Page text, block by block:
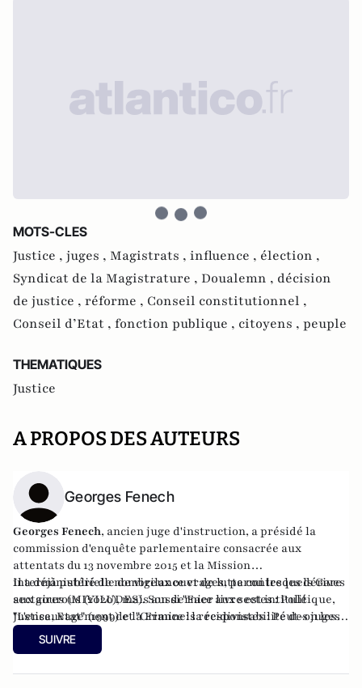
MOTS-CLES
Justice , juges , Magistrats , influence , élection ,
Syndicat de la Magistrature , Doualemn , décision
de justice , réforme , Conseil constitutionnel ,
Conseil d’Etat , fonction publique , citoyens , peuple
THEMATIQUES
Justice
A PROPOS DES AUTEURS
Georges Fenech
Georges Fenech, ancien juge d'instruction, a présidé la
commission d'enquête parlementaire consacrée aux
attentats du 13 novembre 2015 et la Mission
interministérielle de vigilance et de lutte contre les dérives
sectaires (MIVILUDES). Son dernier livre est intitulé
"L'ensauvagement de la France : la responsabilité des juges
et des politiques" (2023) aux éditions du Rocher.
Il a déjà publié de nombreux ouvrages, parmi lesquels Gare
aux gourous (2020), mais aussi "Face aux sectes : Politique,
Justice, Etat" (1999) et "Criminels récidivistes : Peut-on les
laisser sortir ?
" (2007).
SUIVRE